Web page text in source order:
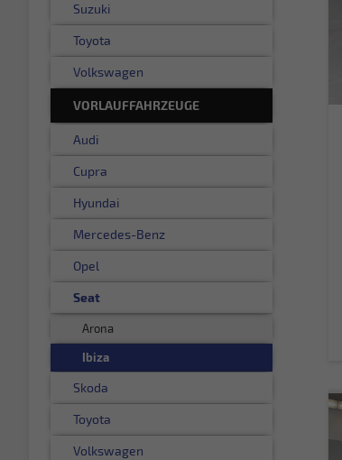
Suzuki
Toyota
Volkswagen
VORLAUFFAHRZEUGE
Audi
Cupra
Hyundai
Mercedes-Benz
Opel
Seat
Arona
Ibiza
Skoda
Toyota
Volkswagen